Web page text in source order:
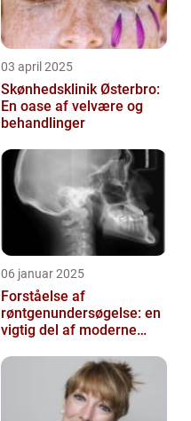
03 april 2025
Skønhedsklinik Østerbro:
En oase af velvære og
behandlinger
06 januar 2025
Forståelse af
røntgenundersøgelse: en
vigtig del af moderne